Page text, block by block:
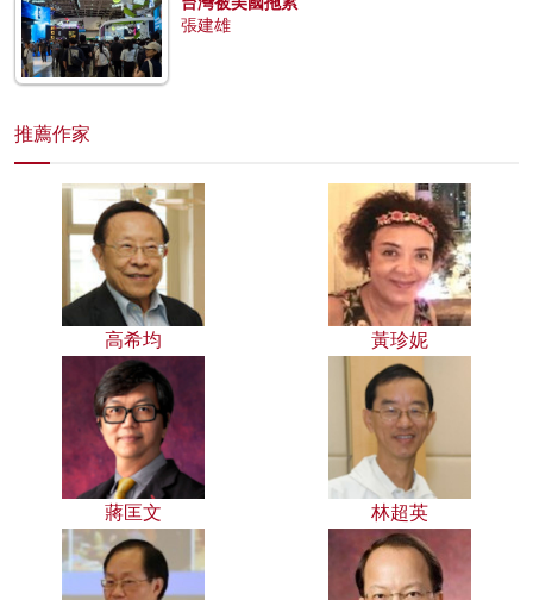
張建雄
推薦作家
高希均 黃珍妮
蔣匡文 林超英